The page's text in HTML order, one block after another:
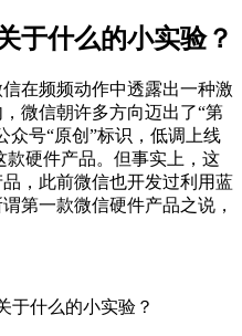
于什么的小实验？
在频频动作中透露出一种激
微信朝许多方向迈出了“第
众号“原创”标识，低调上线
款硬件产品。但事实上，这
，此前微信也开发过利用蓝
第一款微信硬件产品之说，
于什么的小实验？